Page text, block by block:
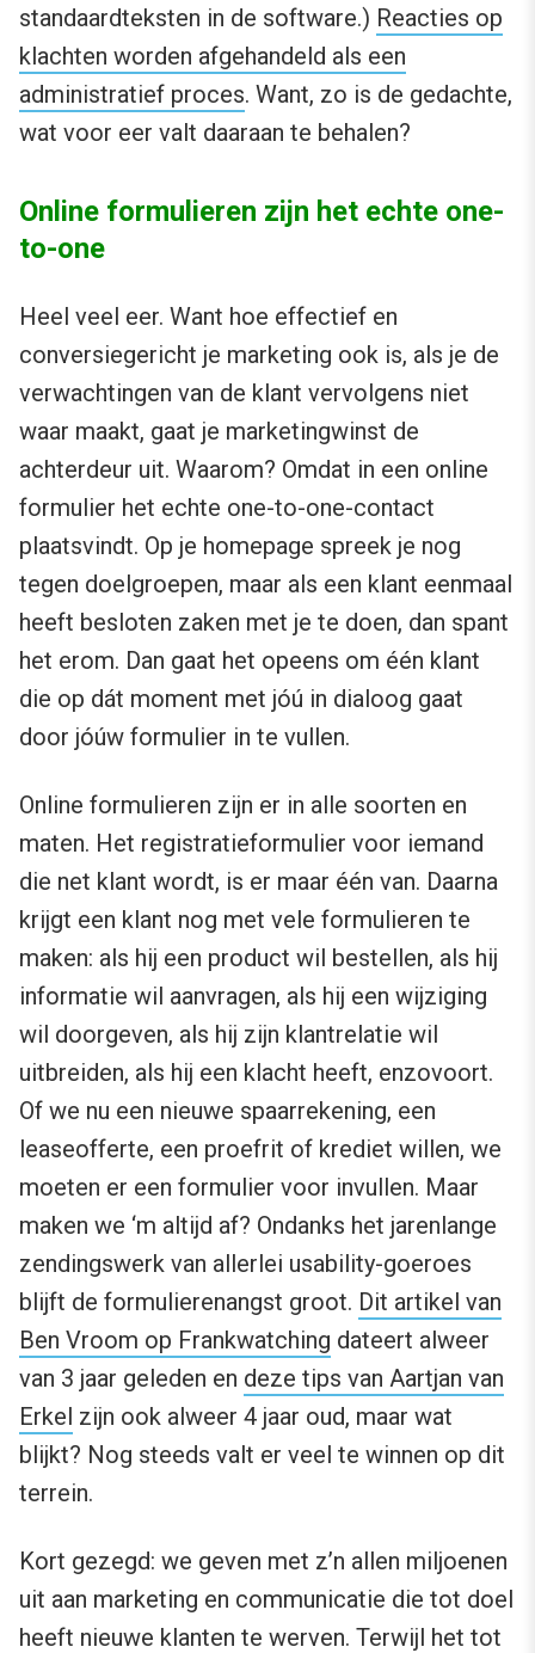
standaardteksten in de software.) Reacties op
klachten worden afgehandeld als een
administratief proces. Want, zo is de gedachte,
wat voor eer valt daaraan te behalen?
Online formulieren zijn het echte one-
to-one
Heel veel eer. Want hoe effectief en
conversiegericht je marketing ook is, als je de
verwachtingen van de klant vervolgens niet
waar maakt, gaat je marketingwinst de
achterdeur uit. Waarom? Omdat in een online
formulier het echte one-to-one-contact
plaatsvindt. Op je homepage spreek je nog
tegen doelgroepen, maar als een klant eenmaal
heeft besloten zaken met je te doen, dan spant
het erom. Dan gaat het opeens om één klant
die op dát moment met jóú in dialoog gaat
door jóúw formulier in te vullen.
Online formulieren zijn er in alle soorten en
maten. Het registratieformulier voor iemand
die net klant wordt, is er maar één van. Daarna
krijgt een klant nog met vele formulieren te
maken: als hij een product wil bestellen, als hij
informatie wil aanvragen, als hij een wijziging
wil doorgeven, als hij zijn klantrelatie wil
uitbreiden, als hij een klacht heeft, enzovoort.
Of we nu een nieuwe spaarrekening, een
leaseofferte, een proefrit of krediet willen, we
moeten er een formulier voor invullen. Maar
maken we ‘m altijd af? Ondanks het jarenlange
zendingswerk van allerlei usability-goeroes
blijft de formulierenangst groot. Dit artikel van
Ben Vroom op Frankwatching dateert alweer
van 3 jaar geleden en deze tips van Aartjan van
Erkel zijn ook alweer 4 jaar oud, maar wat
blijkt? Nog steeds valt er veel te winnen op dit
terrein.
Kort gezegd: we geven met z’n allen miljoenen
uit aan marketing en communicatie die tot doel
heeft nieuwe klanten te werven. Terwijl het tot